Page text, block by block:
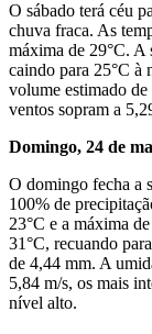
O sábado terá céu
chuva fraca. As
máxima de 29°C. A
caindo para 25°C à
volume estimado
ventos sopram a
Domingo, 24 de
O domingo fecha a
100% de
23°C e a máxima
31°C, recuando
de 4,44 mm. A
5,84 m/s, os mais
nível alto.